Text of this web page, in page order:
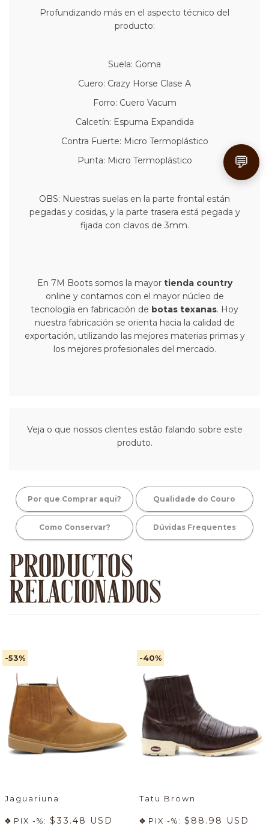
Profundizando más en el aspecto técnico del
producto:
Suela: Goma
Cuero: Crazy Horse Clase A
Forro: Cuero Vacum
Calcetín: Espuma Expandida
Contra Fuerte: Micro Termoplástico
Punta: Micro Termoplástico
OBS: Nuestras suelas en la parte frontal están
pegadas y cosidas, y la parte trasera está pegada y
fijada con clavos de 3mm.
En 7M Boots somos la mayor tienda country
online y contamos con el mayor núcleo de
tecnología en fabricación de botas texanas. Hoy
nuestra fabricación se orienta hacia la calidad de
exportación, utilizando las mejores materias primas y
los mejores profesionales del mercado.
Veja o que nossos clientes estão falando sobre este
produto.
Por que Comprar aqui? Qualidade do Couro
Como Conservar? Dúvidas Frequentes
PRODUCTOS
RELACIONADOS
-53%
Jaguariuna
PIX -%: $33.48 USD
-40%
Tatu Brown
PIX -%: $88.98 USD
💬